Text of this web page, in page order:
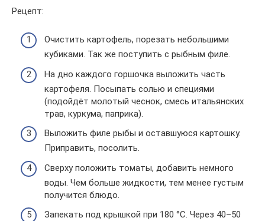
Рецепт:
Очистить картофель, порезать небольшими
кубиками. Так же поступить с рыбным филе.
На дно каждого горшочка выложить часть
картофеля. Посыпать солью и специями
(подойдёт молотый чеснок, смесь итальянских
трав, куркума, паприка).
Выложить филе рыбы и оставшуюся картошку.
Приправить, посолить.
Сверху положить томаты, добавить немного
воды. Чем больше жидкости, тем менее густым
получится блюдо.
Запекать под крышкой при 180 °C. Через 40–50